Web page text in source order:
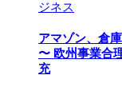
ジネス
アマゾン、倉
〜 欧州事業合
充